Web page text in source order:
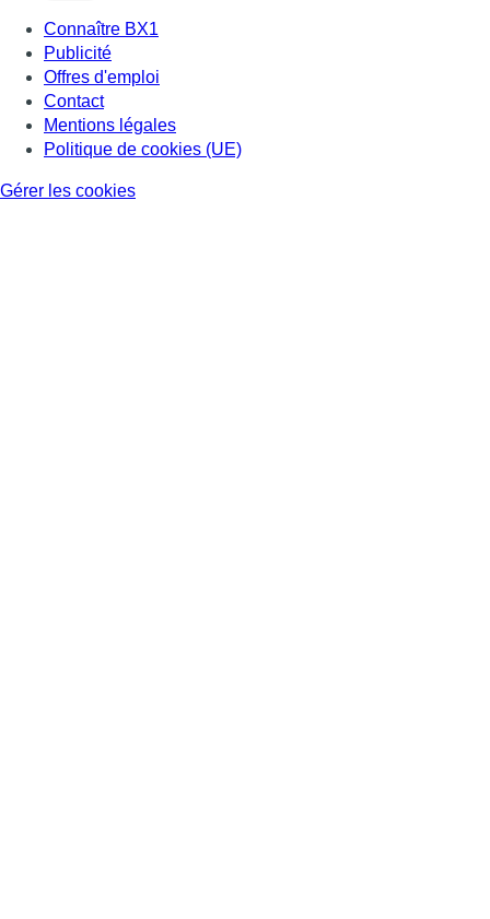
Connaître BX1
Publicité
Offres d'emploi
Contact
Mentions légales
Politique de cookies (UE)
Gérer les cookies